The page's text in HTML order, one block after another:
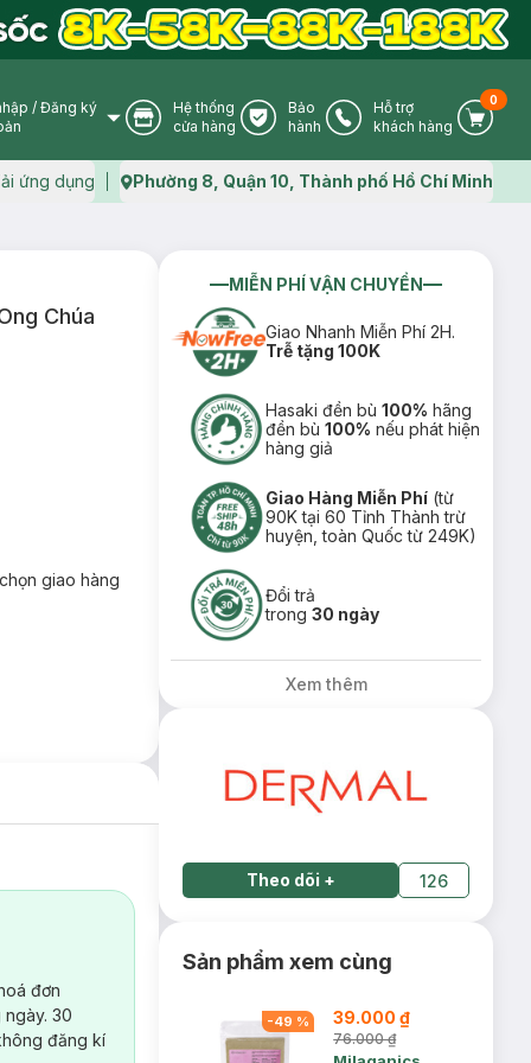
User Icon
/ Đăng ký
Store Icon
Hệ thống
cửa hàng
Warranty Icon
Bảo
hành
Phone Icon
Hỗ trợ
khách hàng
Cart
0
ứng dụng Map icon
Phường 8, Quận 10, Thành phố Hồ Chí Minh
Chúa
giao hàng
đơn
30
đăng kí
MIỄN PHÍ VẬN CHUYỂN
Giao Nhanh Miễn Phí 2H.
Trễ tặng 100K
Hasaki đền bù100% hãng
đền bù100% nếu phát hiện
hàng giả
Giao Hàng Miễn Phí (từ
90K tại 60 Tỉnh Thành trừ
huyện, toàn Quốc từ 249K)
Đổi trả
trong30 ngày
Xem thêm
Theo dõi + 126
Sản phẩm xem cùng
-49 % 39.000 ₫
76.000 ₫